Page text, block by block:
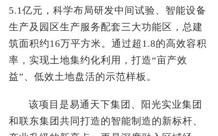
5.1亿元，科学布局研发中间试验、智能设备
生产及园区生产服务配套三大功能区，总建
筑面积约16万平方米。通过超1.8的高效容积
率，实现土地集约化利用，打造“亩产效
益”、低效土地盘活的示范样板。
该项目是易通天下集团、阳光实业集团
和联东集团共同打造的智能制造的新标杆、